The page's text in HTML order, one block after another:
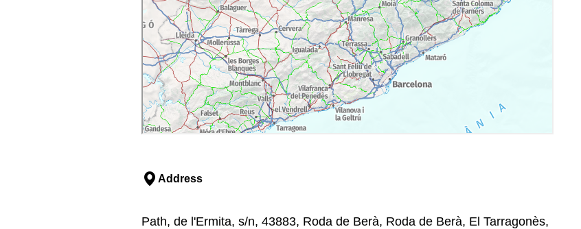
Address
Path, de l'Ermita, s/n, 43883, Roda de Berà, Roda de Berà, El Tarragonès,